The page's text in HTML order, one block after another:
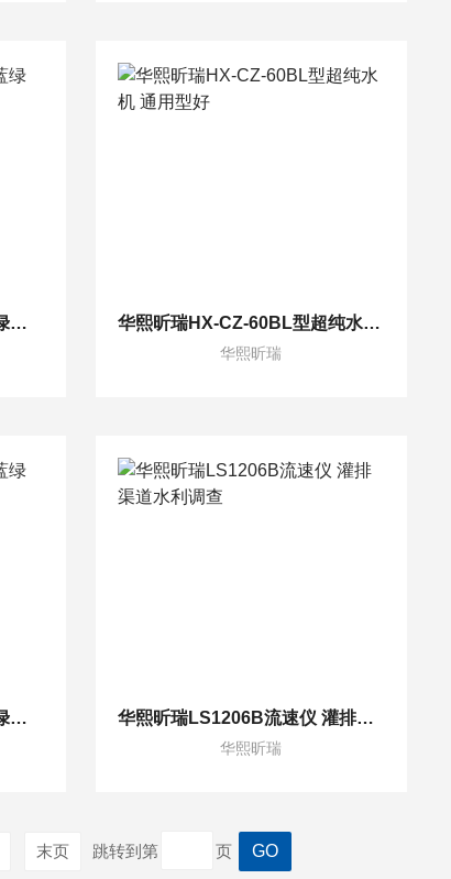
HX-YL2000手持式叶绿素蓝绿藻测定仪符合多种国标 华熙昕瑞HX-CZ-60BL型超纯水机 通用型好
华熙昕瑞
HX-YL2000手持式叶绿素蓝绿藻测定仪现场出数 华熙昕瑞LS1206B流速仪 灌排渠道水利调查
华熙昕瑞
末页 跳转到第 页